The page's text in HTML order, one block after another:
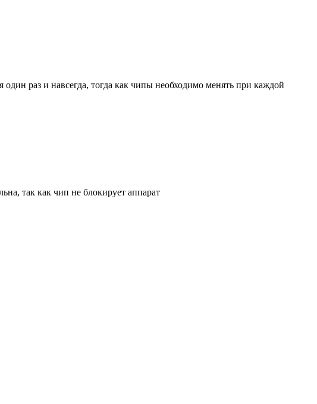
раз и навсегда, тогда как чипы необходимо менять при каждой
так как чип не блокирует аппарат